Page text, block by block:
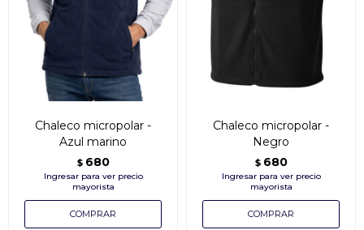
Chaleco micropolar -
Azul marino
$ 680
Chaleco micropolar -
Negro
$ 680